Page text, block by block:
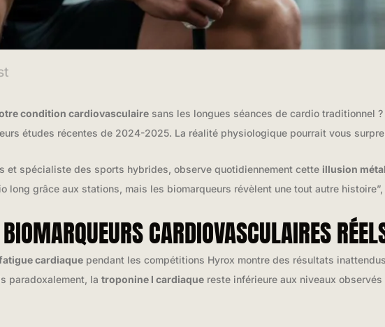
condition cardiovasculaire sans les longues séances de cardio traditionnel
études récentes de 2024-2025. La réalité physiologique pourrait vous
et spécialiste des sports hybrides, observe quotidiennement cette illusion
long grâce aux stations, mais les biomarqueurs révèlent une tout autre
CARDIOVASCULAIRES
cardiaque pendant les compétitions Hyrox montre des résultats
paradoxalement, la troponine I cardiaque reste inférieure aux niveaux observés